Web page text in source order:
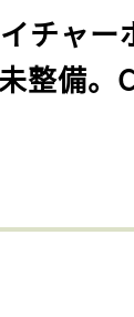
チャー
整備。